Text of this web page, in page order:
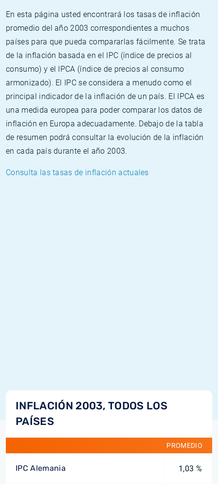
En esta página usted encontrará los tasas de inflación
promedio del año 2003 correspondientes a muchos
países para que pueda compararlas fácilmente. Se trata
de la inflación basada en el IPC (índice de precios al
consumo) y el IPCA (índice de precios al consumo
armonizado). El IPC se considera a menudo como el
principal indicador de la inflación de un país. El IPCA es
una medida europea para poder comparar los datos de
inflación en Europa adecuadamente. Debajo de la tabla
de resumen podrá consultar la evolución de la inflación
en cada país durante el año 2003.
Consulta las tasas de inflación actuales
INFLACIÓN 2003, TODOS LOS
PAÍSES
PROMEDIO
IPC Alemania 1,03 %